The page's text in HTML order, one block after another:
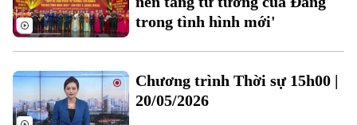
Đánh giá
Hướng nghiệp
Làng nghề
Di tích
Y tế
Tư vấn sức khỏe
Thể thao
Bóng đá
Quần vợt
Giải trí
Tin tức
Đã phát sóng
trong tình hình mới'
Chương trình Thời sự 15h00 |
20/05/2026